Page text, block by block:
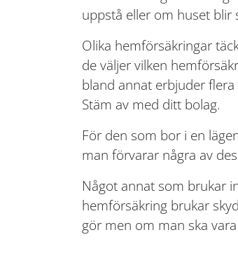
uppstå eller om huset blir
Olika hemförsäkringar
de väljer vilken
bland annat erbjuder
Stäm av med ditt bolag.
För den som bor i en
man förvarar några av
Något annat som brukar
hemförsäkring brukar
gör men om man ska